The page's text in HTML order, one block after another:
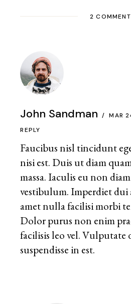
2
John Sandman MAR
Faucibus nisl tincidunt
nisi est. Duis ut diam
massa. Iaculis eu non
vestibulum. Imperdiet dui
amet nulla facilisi morbi
Dolor purus non enim
facilisis leo vel. Vulputate
suspendisse in est.
REPLY